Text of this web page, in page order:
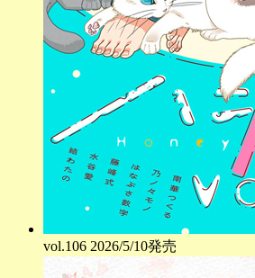
vol.106 2026/5/10発売